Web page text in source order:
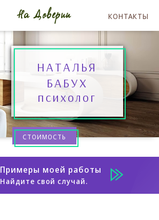
КОНТАКТЫ
НАТАЛЬЯ
БАБУХ
психолог
СТОИМОСТЬ
Примеры моей работы
Найдите свой случай.